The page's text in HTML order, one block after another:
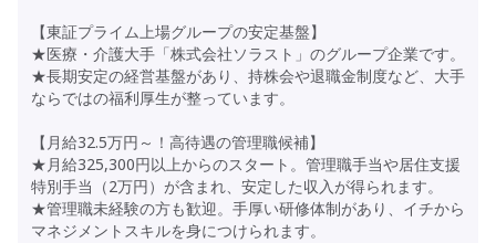
【東証プライム上場グループの安定基盤】
★医療・介護大手「株式会社ソラスト」のグループ企業です。
★長期安定の経営基盤があり、持株会や退職金制度など、大手
ならではの福利厚生が整っています。
【月給32.5万円～！高待遇の管理職候補】
★月給325,300円以上からのスタート。管理職手当や居住支援
特別手当（2万円）が含まれ、安定した収入が得られます。
★管理職未経験の方も歓迎。手厚い研修体制があり、イチから
マネジメントスキルを身につけられます。